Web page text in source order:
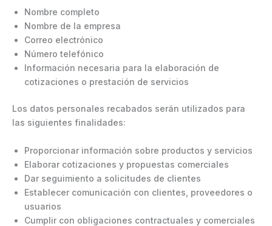
Nombre completo
Nombre de la empresa
Correo electrónico
Número telefónico
Información necesaria para la elaboración de
cotizaciones o prestación de servicios
Los datos personales recabados serán utilizados para
las siguientes finalidades:
Proporcionar información sobre productos y servicios
Elaborar cotizaciones y propuestas comerciales
Dar seguimiento a solicitudes de clientes
Establecer comunicación con clientes, proveedores o
usuarios
Cumplir con obligaciones contractuales y comerciales